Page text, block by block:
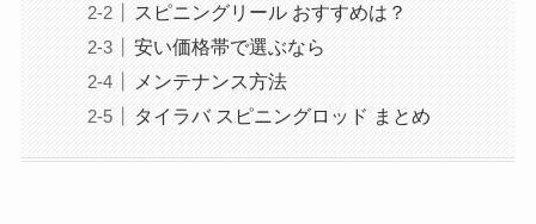
タイラバのスピニングロッドの長さは？
4000番のメリット
代用ロッドは？
シマノ製品の魅力
タイラバ スピニングロッドの選び方